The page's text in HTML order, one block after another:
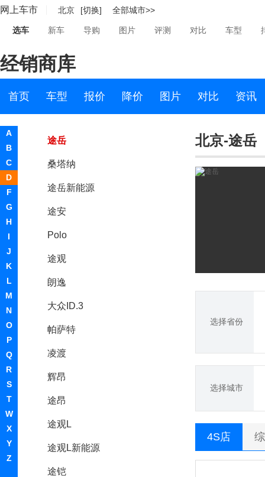
网上车市 北京 [切换] 全部城市>>
选车 新车 导购 图片 评测 对比 车型
经销商库
首页 车型 报价 降价 图片 对比 资讯
A
B
C
D
F
G
H
I
J
K
L
M
N
O
P
Q
R
S
T
W
X
Y
Z
大运
大众
上汽大众
途岳
桑塔纳
途岳新能源
途安
Polo
途观
朗逸
大众ID.3
帕萨特
凌渡
辉昂
途昂
途观L
途观L新能源
途铠
北京-途岳
选择省份
选择城市
4S店